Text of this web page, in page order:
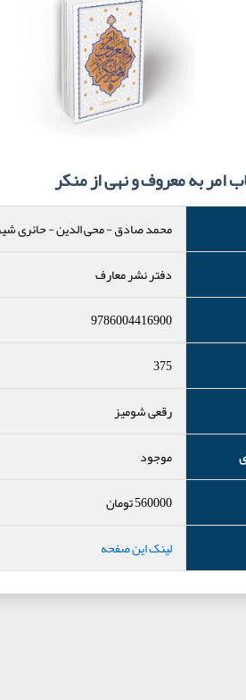
به معروف و نهی از منکر
محمد صادق-محی الدین-حائری
دفتر نشر معارف
9786004416900
375
رقعی شومیز
موجود
560000تومان
لینک این صفحه